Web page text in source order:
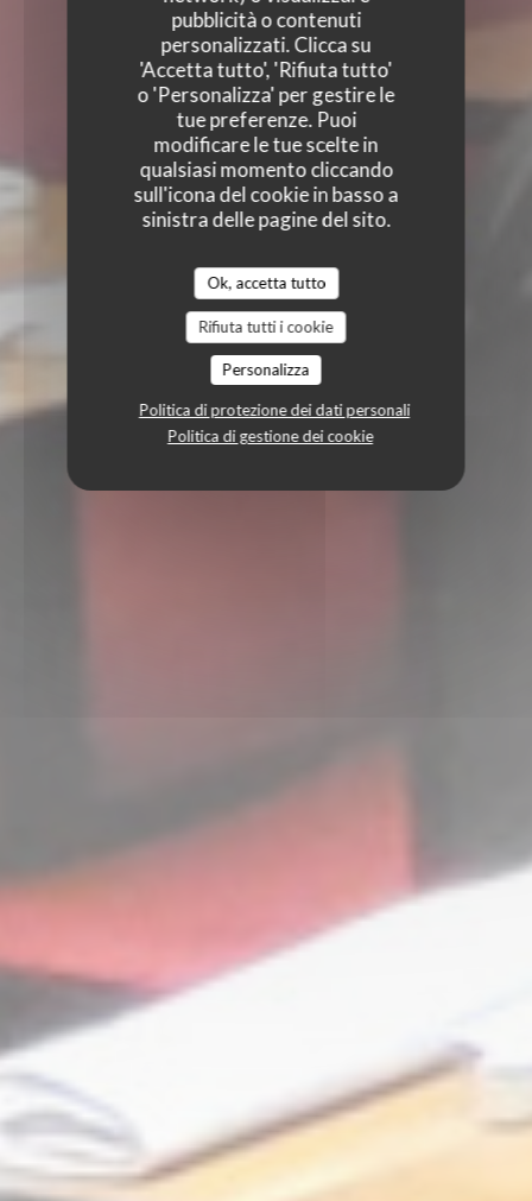
pubblicità o contenuti
personalizzati. Clicca su
'Accetta tutto', 'Rifiuta tutto'
o 'Personalizza' per gestire le
tue preferenze. Puoi
modificare le tue scelte in
qualsiasi momento cliccando
sull'icona del cookie in basso a
sinistra delle pagine del sito.
Ok, accetta tutto
Rifiuta tutti i cookie
Personalizza
Politica di protezione dei dati personali
Politica di gestione dei cookie